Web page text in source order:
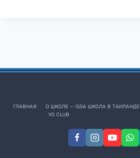
ГЛАВНАЯ О ШКОЛЕ — ISSA ШКОЛА В ТАИЛАНДЕ
YO CLUB